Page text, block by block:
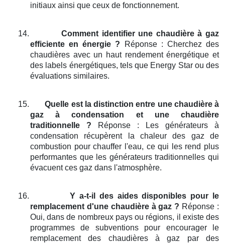
initiaux ainsi que ceux de fonctionnement.
14.
Comment identifier une chaudière à gaz
efficiente en énergie ? Réponse : Cherchez des
chaudières avec un haut rendement énergétique et
des labels énergétiques, tels que Energy Star ou des
évaluations similaires.
15.
Quelle est la distinction entre une chaudière à
gaz à condensation et une chaudière
traditionnelle ? Réponse : Les générateurs à
condensation récupèrent la chaleur des gaz de
combustion pour chauffer l'eau, ce qui les rend plus
performantes que les générateurs traditionnelles qui
évacuent ces gaz dans l'atmosphère.
16.
Y a-t-il des aides disponibles pour le
remplacement d'une chaudière à gaz ? Réponse :
Oui, dans de nombreux pays ou régions, il existe des
programmes de subventions pour encourager le
remplacement des chaudières à gaz par des